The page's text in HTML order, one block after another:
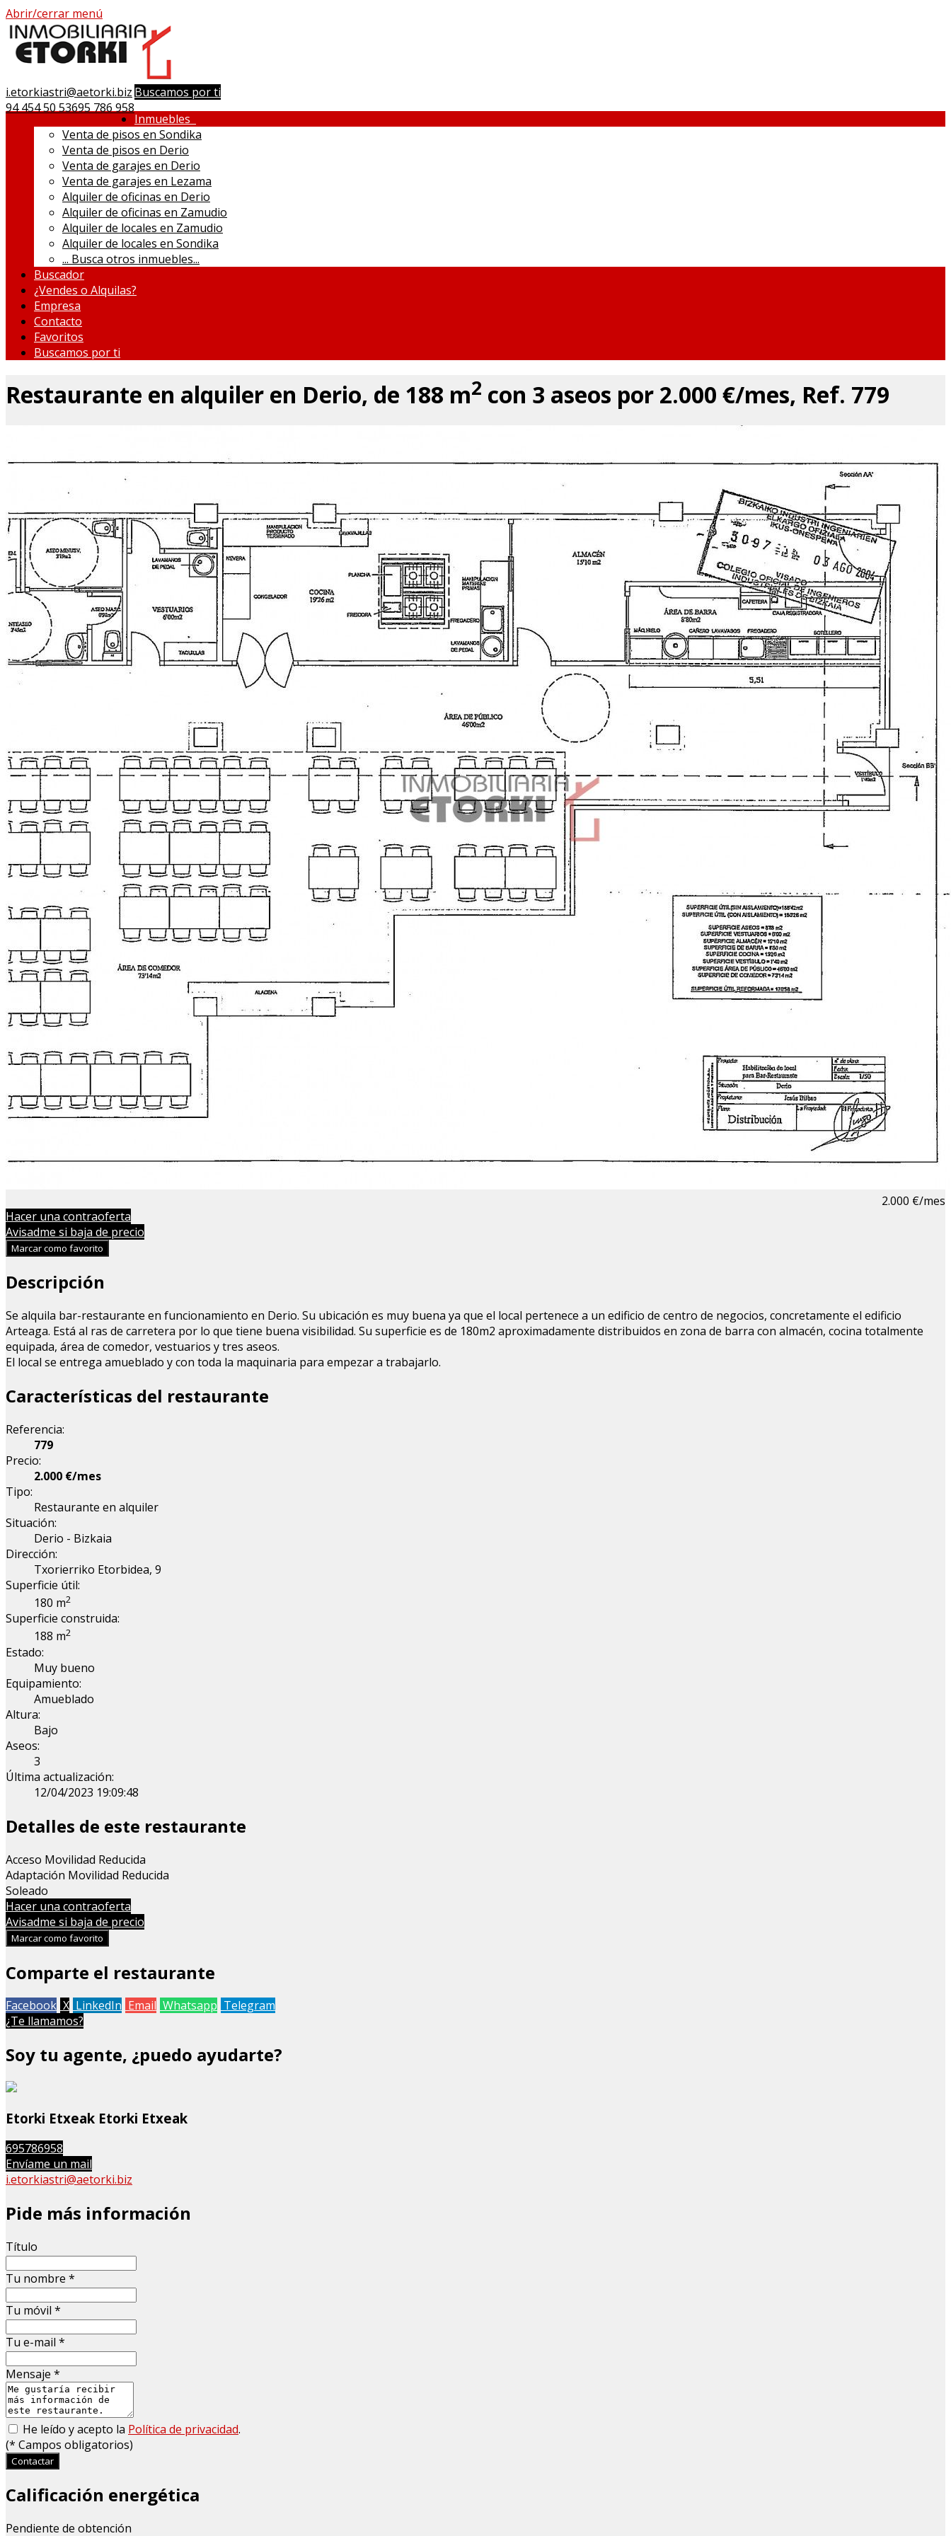
Abrir/cerrar menú
i.etorkiastri@aetorki.biz
94 454 50 53695 786 958
Buscamos por ti
Inmuebles
Venta de pisos en Sondika
Venta de pisos en Derio
Venta de garajes en Derio
Venta de garajes en Lezama
Alquiler de oficinas en Derio
Alquiler de oficinas en Zamudio
Alquiler de locales en Zamudio
Alquiler de locales en Sondika
... Busca otros inmuebles...
Buscador
¿Vendes o Alquilas?
Empresa
Contacto
Favoritos
Buscamos por ti
Restaurante en alquiler en Derio, de 188 m2 con 3 aseos por 2.000 €/mes, Ref. 779
2.000 €/mes
Hacer una contraoferta
Avisadme si baja de precio
Marcar como favorito
Descripción
Se alquila bar-restaurante en funcionamiento en Derio. Su ubicación es muy buena ya que el local pertenece a un edificio de centro de negocios, concretamente el edificio
Arteaga. Está al ras de carretera por lo que tiene buena visibilidad. Su superficie es de 180m2 aproximadamente distribuidos en zona de barra con almacén, cocina totalmente
equipada, área de comedor, vestuarios y tres aseos.
El local se entrega amueblado y con toda la maquinaria para empezar a trabajarlo.
Características del restaurante
Referencia:
779
Precio:
2.000 €/mes
Tipo:
Restaurante en alquiler
Situación:
Derio - Bizkaia
Dirección:
Txorierriko Etorbidea, 9
Superficie útil:
180 m2
Superficie construida:
188 m2
Estado:
Muy bueno
Equipamiento:
Amueblado
Altura:
Bajo
Aseos:
3
Última actualización:
12/04/2023 19:09:48
Detalles de este restaurante
Acceso Movilidad Reducida
Adaptación Movilidad Reducida
Soleado
Hacer una contraoferta
Avisadme si baja de precio
Marcar como favorito
Comparte el restaurante
Facebook X LinkedIn Email Whatsapp Telegram
¿Te llamamos?
Soy tu agente, ¿puedo ayudarte?
Etorki Etxeak Etorki Etxeak
695786958
Envíame un mail
i.etorkiastri@aetorki.biz
Pide más información
Título
Tu nombre *
Tu móvil *
Tu e-mail *
Mensaje *
He leído y acepto la Política de privacidad.
(* Campos obligatorios)
Contactar
Calificación energética
Pendiente de obtención